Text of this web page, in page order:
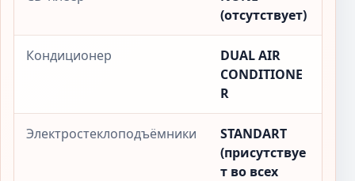
(отсутствует)
Кондиционер
DUAL AIR
CONDITIONE
R
Электростеклоподъёмники
STANDART
(присутствуе
т во всех